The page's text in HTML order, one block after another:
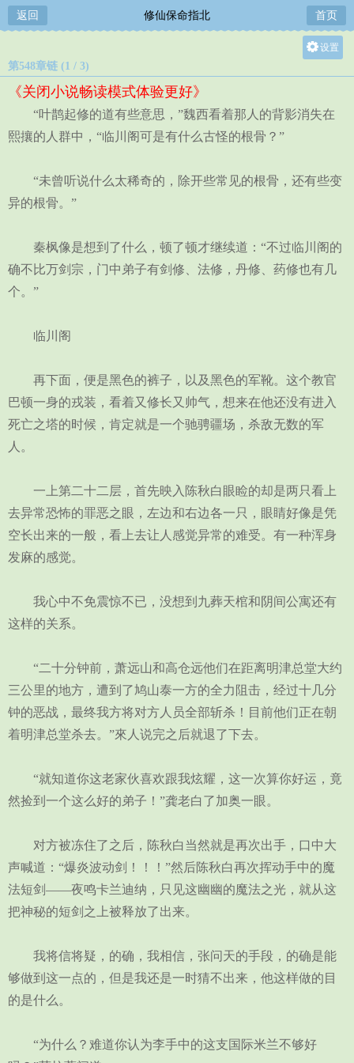
返回 修仙保命指北 首页
设置
中
第548章链 (1 / 3)
《关闭小说畅读模式体验更好》
“叶鹊起修的道有些意思，”魏西看着那人的背影消失在
熙攘的人群中，“临川阁可是有什么古怪的根骨？”
“未曾听说什么太稀奇的，除开些常见的根骨，还有些变
异的根骨。”
秦枫像是想到了什么，顿了顿才继续道：“不过临川阁的
确不比万剑宗，门中弟子有剑修、法修，丹修、药修也有几
个。”
临川阁
再下面，便是黑色的裤子，以及黑色的军靴。这个教官
巴顿一身的戎装，看着又修长又帅气，想来在他还没有进入
死亡之塔的时候，肯定就是一个驰骋疆场，杀敌无数的军
人。
一上第二十二层，首先映入陈秋白眼睑的却是两只看上
去异常恐怖的罪恶之眼，左边和右边各一只，眼睛好像是凭
空长出来的一般，看上去让人感觉异常的难受。有一种浑身
发麻的感觉。
我心中不免震惊不已，没想到九葬天棺和阴间公寓还有
这样的关系。
“二十分钟前，萧远山和高仓远他们在距离明津总堂大约
三公里的地方，遭到了鸠山泰一方的全力阻击，经过十几分
钟的恶战，最终我方将对方人员全部斩杀！目前他们正在朝
着明津总堂杀去。”來人说完之后就退了下去。
“就知道你这老家伙喜欢跟我炫耀，这一次算你好运，竟
然捡到一个这么好的弟子！”龚老白了加奥一眼。
对方被冻住了之后，陈秋白当然就是再次出手，口中大
声喊道：“爆炎波动剑！！！”然后陈秋白再次挥动手中的魔
法短剑——夜鸣卡兰迪纳，只见这幽幽的魔法之光，就从这
把神秘的短剑之上被释放了出来。
我将信将疑，的确，我相信，张问天的手段，的确是能
够做到这一点的，但是我还是一时猜不出来，他这样做的目
的是什么。
“为什么？难道你认为李手中的这支国际米兰不够好